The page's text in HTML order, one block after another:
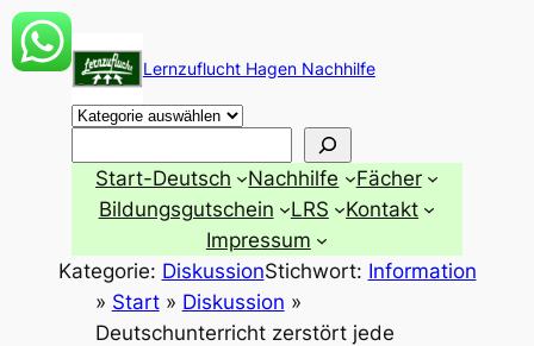
Zum
Inhalt
springen
Lernzuflucht Hagen Nachhilfe
Start-Deutsch Nachhilfe
Fächer
Bildungsgutschein
LRS
Kontakt
Impressum
Kategorie: DiskussionStichwort: Information
» Start» Diskussion »
Deutschunterricht zerstört jede